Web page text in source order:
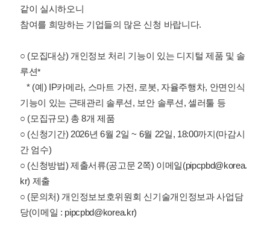
같이 실시하오니
참여를 희망하는 기업들의 많은 신청 바랍니다.
○ (모집대상) 개인정보 처리 기능이 있는 디지털 제품 및 솔
루션*
* (예) IP카메라, 스마트 가전, 로봇, 자율주행차, 안면인식
기능이 있는 근태관리 솔루션, 보안 솔루션, 셀러툴 등
○ (모집규모) 총 8개 제품
○ (신청기간) 2026년 6월 2일 ~ 6월 22일, 18:00까지(마감시
간 엄수)
○ (신청방법) 제출서류(공고문 2쪽) 이메일(pipcpbd@korea.
kr) 제출
○ (문의처) 개인정보보호위원회 신기술개인정보과 사업담
당(이메일 : pipcpbd@korea.kr)